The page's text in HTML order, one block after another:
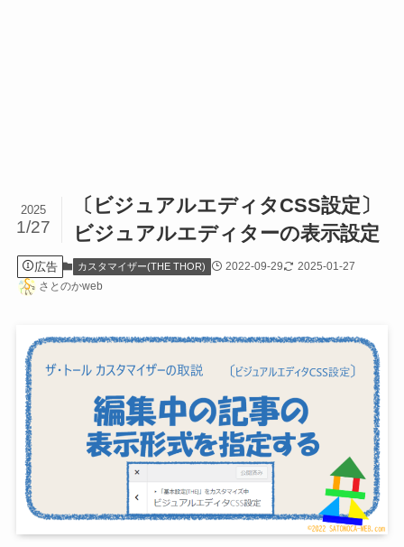
〔ビジュアルエディタCSS設定〕
ビジュアルエディターの表示設定
2025
1/27
広告 カスタマイザー(THE THOR) 2022-09-29
2025-01-27
さとのかweb